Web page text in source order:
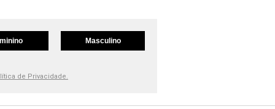
Masculino
de Privacidade.